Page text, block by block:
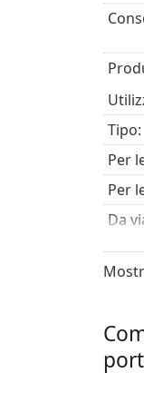
Tipo:
Per
Per
Da
Altro